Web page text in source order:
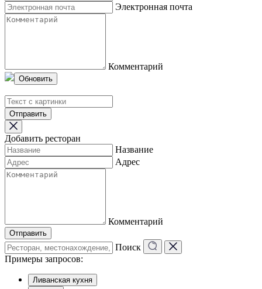
Электронная почта
Комментарий
Обновить
Отправить
Добавить ресторан
Название
Адрес
Комментарий
Отправить
Поиск
Примеры запросов:
Ливанская кухня